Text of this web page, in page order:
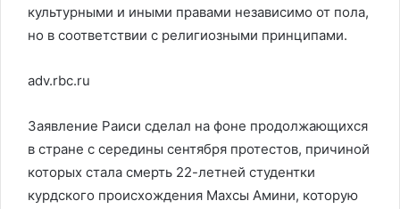
культурными и иными правами независимо от пола,
но в соответствии с религиозными принципами.
adv.rbc.ru
Заявление Раиси сделал на фоне продолжающихся
в стране с середины сентября протестов, причиной
которых стала смерть 22-летней студентки
курдского происхождения Махсы Амини, которую